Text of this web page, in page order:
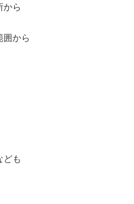
から
囲から
ども